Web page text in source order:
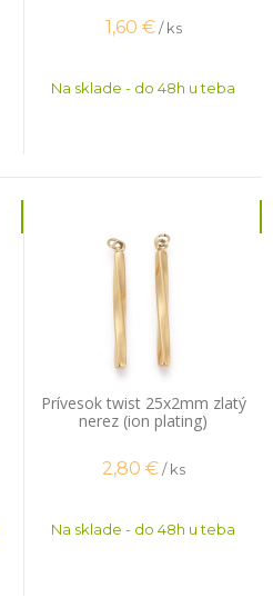
1,60 € / ks
Na sklade - do 48h u teba
Prívesok twist 25x2mm zlatý
nerez (ion plating)
2,80 € / ks
Na sklade - do 48h u teba